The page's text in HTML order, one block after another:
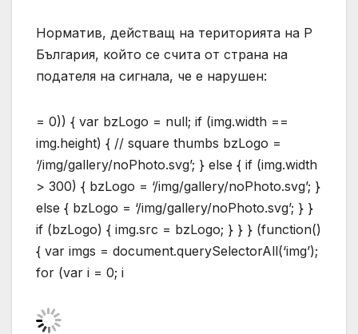
Норматив, действащ на територията на Р
България, който се счита от страна на
подателя на сигнала, че е нарушен:
= 0)) { var bzLogo = null; if (img.width ==
img.height) { // square thumbs bzLogo =
‘/img/gallery/noPhoto.svg’; } else { if (img.width
> 300) { bzLogo = ‘/img/gallery/noPhoto.svg’; }
else { bzLogo = ‘/img/gallery/noPhoto.svg’; } }
if (bzLogo) { img.src = bzLogo; } } } (function()
{ var imgs = document.querySelectorAll(‘img’);
for (var i = 0; i